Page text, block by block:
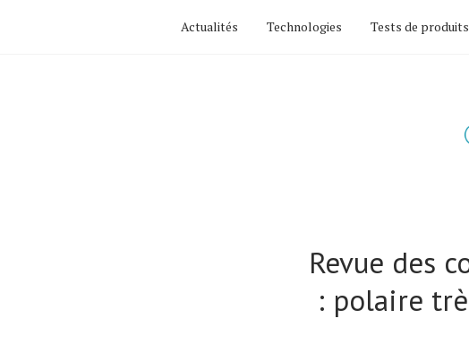
Actualités Technologies Tests de produits
Revue des
: polaire